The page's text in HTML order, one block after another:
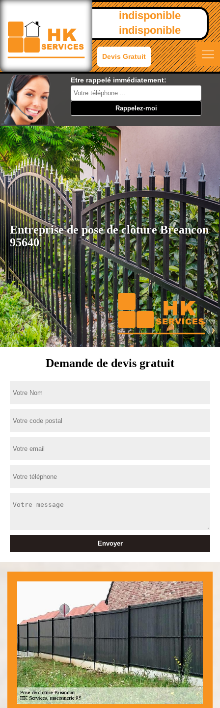
indisponible
indisponible
Devis Gratuit
Etre rappelé immédiatement:
Entreprise de pose de clôture Breancon
95640
Demande de devis gratuit